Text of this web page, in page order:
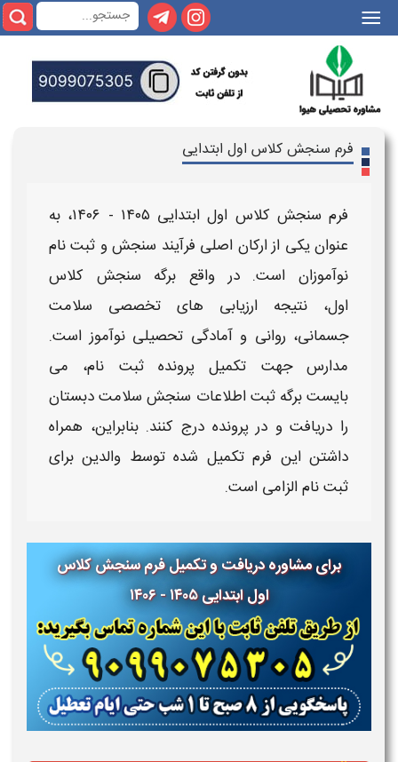
|||
فرم سنجش کلاس اول ابتدایی
فرم سنجش کلاس اول ابتدایی ۱۴۰۵ - ۱۴۰۶
، به
عنوان یکی از ارکان اصلی فرآیند سنجشو ثبتنام
نوآموزان است. در واقع برگه سنجش کلاس
اول، نتیجه ارزیابی های تخصصی سلامت
جسمانی، روانی و آمادگی تحصیلی نوآموز است.
مدارس جهت تکمیل پروندهثبت نام، می
بایستبرگه ثبت اطلاعات سنجش سلامت دبستان
را دریافت و در پرونده درج کنند. بنابراین، همراه
داشتن این فرمتکمیل شده توسط والدین برای
ثبتنام الزامی است.
برای مشاوره دریافت و تکمیل فرم سنجش کلاس
اول ابتدایی ۱۴۰۵ - ۱۴۰۶